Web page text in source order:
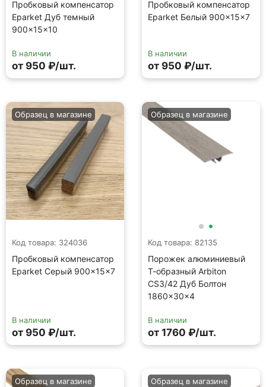
Пробковый компенсатор
Eparket Дуб темный
900×15×10
В наличии
от 950 ₽/шт.
Пробковый компенсатор
Eparket Белый 900×15×7
В наличии
от 950 ₽/шт.
Код товара: 324036
Пробковый компенсатор
Eparket Серый 900×15×7
Образец в магазине
В наличии
от 950 ₽/шт.
Код товара: 82135
Порожек алюминиевый
Т-образный Arbiton
CS3/42 Дуб Болтон
1860×30×4
Образец в магазине
В наличии
от 1760 ₽/шт.
Образец в магазине Образец в магазине